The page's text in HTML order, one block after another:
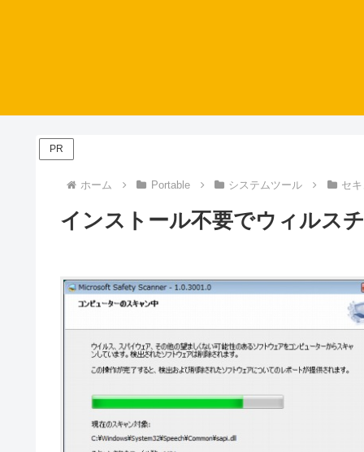
PR
ホーム Portable システムツール セ
インストール不要でウィルス